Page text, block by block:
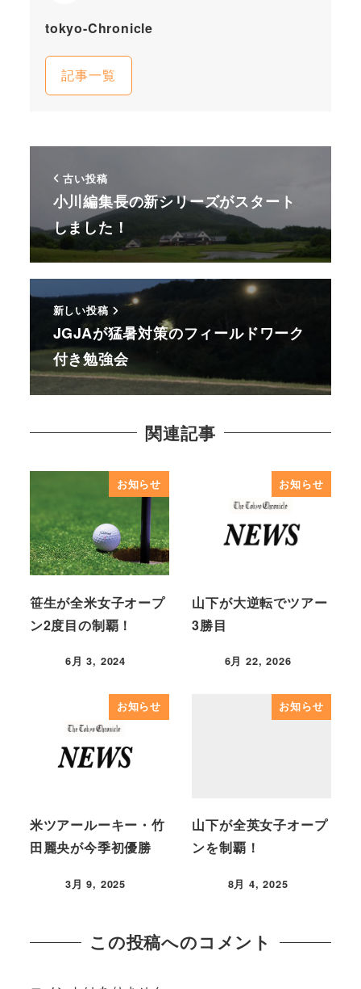
tokyo-Chronicle
記事一覧
古い投稿
小川編集長の新シリーズがスタート
しました！
新しい投稿
JGJAが猛暑対策のフィールドワーク
付き勉強会
関連記事
お知らせ
笹生が全米女子オープ
ン2度目の制覇！
6月 3, 2024
お知らせ
山下が大逆転でツアー
3勝目
6月 22, 2026
お知らせ
米ツアールーキー・竹
田麗央が今季初優勝
3月 9, 2025
お知らせ
山下が全英女子オープ
ンを制覇！
8月 4, 2025
この投稿へのコメント